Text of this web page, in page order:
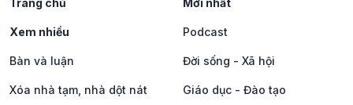
Xem nhiều Podcast
Bàn và luận Đời sống - Xã hội
Xóa nhà tạm, nhà dột nát Giáo dục - Đào tạo